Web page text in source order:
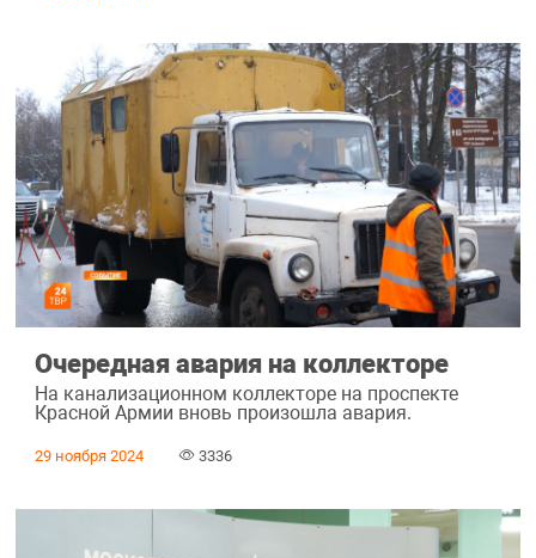
Очередная авария на коллекторе
На канализационном коллекторе на проспекте
Красной Армии вновь произошла авария.
29 ноября 2024 3336